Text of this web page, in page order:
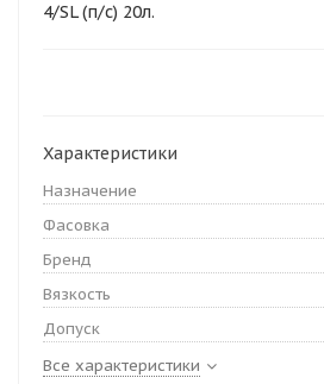
4/SL (п/с) 20л.
Характеристики
Назначение
Фасовка
Бренд
Вязкость
Допуск
Все характеристики